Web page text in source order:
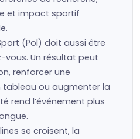
et impact sportif
(Pol) doit aussi être
vous. Un résultat peut
renforcer une
ou augmenter la
rend l’événement plus
se croisent, la